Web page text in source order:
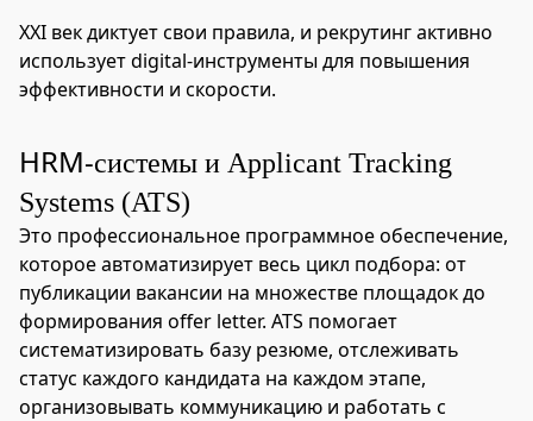
XXI век диктует свои правила, и рекрутинг активно
использует digital-инструменты для повышения
эффективности и скорости.
HRM-системы и Applicant Tracking
Systems (ATS)
Это профессиональное программное обеспечение,
которое автоматизирует весь цикл подбора: от
публикации вакансии на множестве площадок до
формирования offer letter. ATS помогает
систематизировать базу резюме, отслеживать
статус каждого кандидата на каждом этапе,
организовывать коммуникацию и работать с